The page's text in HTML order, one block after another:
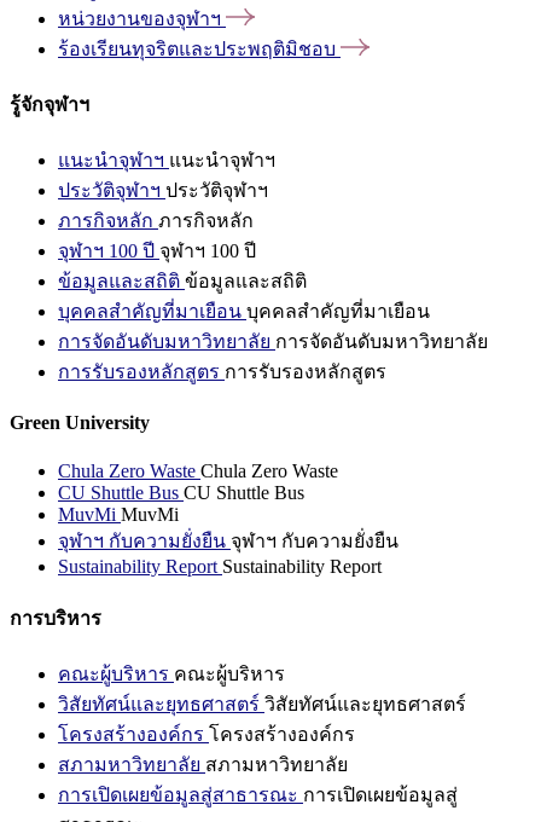
หน่วยงานของจุฬาฯ
ร้องเรียนทุจริตและประพฤติมิชอบ
รู้จักจุฬาฯ
แนะนำจุฬาฯ แนะนำจุฬาฯ
ประวัติจุฬาฯ ประวัติจุฬาฯ
ภารกิจหลัก ภารกิจหลัก
จุฬาฯ 100 ปี จุฬาฯ 100 ปี
ข้อมูลและสถิติ ข้อมูลและสถิติ
บุคคลสำคัญที่มาเยือน บุคคลสำคัญที่มาเยือน
การจัดอันดับมหาวิทยาลัย การจัดอันดับมหาวิทยาลัย
การรับรองหลักสูตร การรับรองหลักสูตร
Green University
Chula Zero Waste Chula Zero Waste
CU Shuttle Bus CU Shuttle Bus
MuvMi MuvMi
จุฬาฯ กับความยั่งยืน จุฬาฯ กับความยั่งยืน
Sustainability Report Sustainability Report
การบริหาร
คณะผู้บริหาร คณะผู้บริหาร
วิสัยทัศน์และยุทธศาสตร์ วิสัยทัศน์และยุทธศาสตร์
โครงสร้างองค์กร โครงสร้างองค์กร
สภามหาวิทยาลัย สภามหาวิทยาลัย
การเปิดเผยข้อมูลสู่สาธารณะ การเปิดเผยข้อมูลสู่